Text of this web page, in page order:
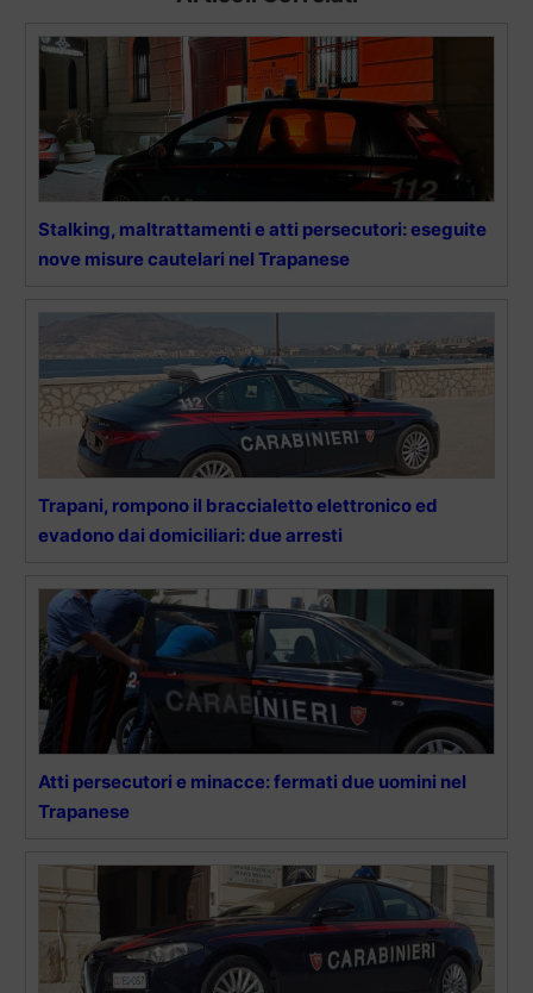
Stalking, maltrattamenti e atti persecutori: eseguite
nove misure cautelari nel Trapanese
Trapani, rompono il braccialetto elettronico ed
evadono dai domiciliari: due arresti
Atti persecutori e minacce: fermati due uomini nel
Trapanese